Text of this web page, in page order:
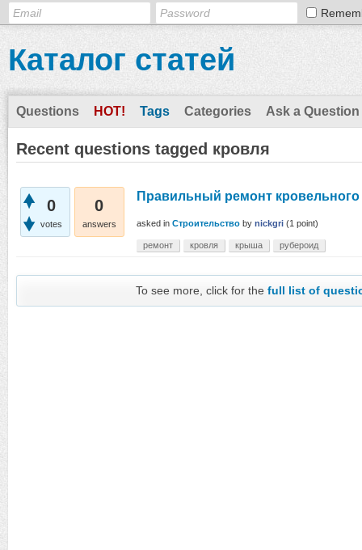
Каталог статей
Questions HOT! Tags Categories Ask a Question
Recent questions tagged кровля
0
votes
0
answers
Правильный ремонт
asked in Строительство by nickgri (1 point)
ремонт кровля крыша рубероид
To see more, click for thefull list of